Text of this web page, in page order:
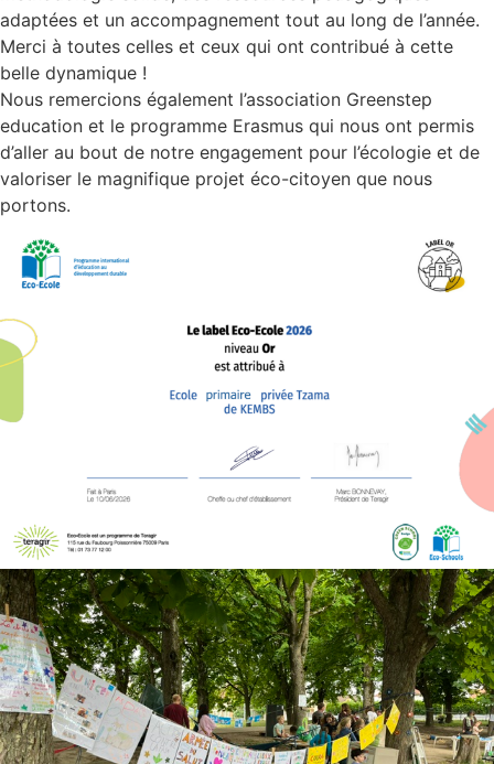
adaptées et un accompagnement tout au long de l’année.
Merci à toutes celles et ceux qui ont contribué à cette
belle dynamique !
Nous remercions également l’association Greenstep
education et le programme Erasmus qui nous ont permis
d’aller au bout de notre engagement pour l’écologie et de
valoriser le magnifique projet éco-citoyen que nous
portons.